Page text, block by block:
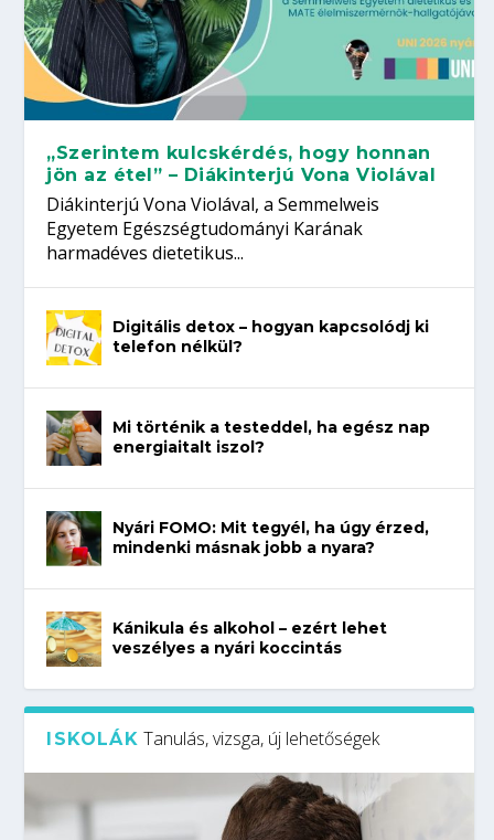
„Szerintem kulcskérdés, hogy honnan
jön az étel” – Diákinterjú Vona Violával
Diákinterjú Vona Violával, a Semmelweis
Egyetem Egészségtudományi Karának
harmadéves dietetikus...
Digitális detox – hogyan kapcsolódj ki
telefon nélkül?
Mi történik a testeddel, ha egész nap
energiaitalt iszol?
Nyári FOMO: Mit tegyél, ha úgy érzed,
mindenki másnak jobb a nyara?
Kánikula és alkohol – ezért lehet
veszélyes a nyári koccintás
ISKOLÁK Tanulás, vizsga, új lehetőségek